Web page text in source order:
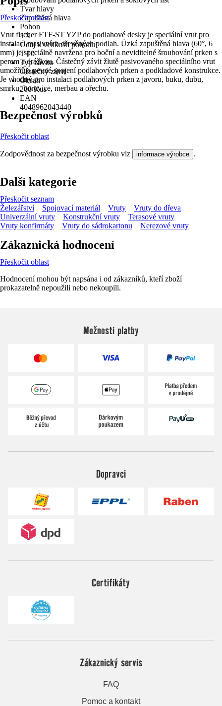
Tvar hlavy
Zapuštěná hlava
Pohon
TX
Údaj k velikosti pohonu
T 10
Typ závitu
Částečný závit
Obsah
200 Kus
EAN
4048962043440
Přeskočit oblast
Vrut fischer FTF-ST YZP do podlahové desky je speciální vrut pro
instalaci masivních dřevěných podlah. Úzká zapuštěná hlava (60°, 6
mm) je speciálně navržena pro boční a neviditelné šroubování prken s
perem a drážkou. Částečný závit žlutě pasivovaného speciálního vrut
umožňuje pevné spojení podlahových prken a podkladové konstrukce.
Je vhodný pro instalaci podlahových prken z javoru, buku, dubu,
smrku, borovice, merbau a ořechu.
Bezpečnost výrobků
Přeskočit oblast
Zodpovědnost za bezpečnost výrobku viz informace výrobce .
Další kategorie
Přeskočit seznam
Železářství
Spojovací materiál Vruty
Vruty do dřeva
Univerzální vruty
Konstrukční vruty
Terasové vruty
Vruty konfirmáty
Vruty do sádrokartonu Nerezové vruty
Zákaznická hodnocení
Přeskočit oblast
Hodnocení mohou být napsána i od zákazníků, kteří zboží
prokazatelně nepoužili nebo nekoupili.
Možnosti platby
Dopravci
Certifikáty
Zákaznický servis
FAQ
Pomoc a kontakt